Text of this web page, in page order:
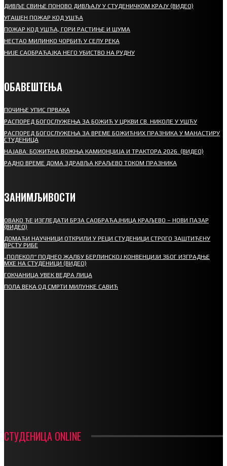
ДИВЉЕ СВИЊЕ ПОНОВО ДИВЉАЈУ У СТУДЕНИЧКОМ КРАЈУ (ВИДЕО)
УГАШЕН ПОЖАР КОД УШЋА
ПОЖАР КОД УШЋА, ГОРИ РАСТИЊЕ И ШУМА
НЕСТАО МИЛИНКО ЧОРБИЋ У СЕЛУ РЕКА
НИЈЕ САОБРАЋАЈКА НЕГО УБИСТВО НА РУДНУ
ОБАВЕШТЕЊА
ПОЧИЊЕ УПИС ПРВАКА
РАСПОРЕД БОГОСЛУЖЕЊА ЗА БОЖИЋ У ЦРКВИ СВ. НИКОЛЕ У УШЋУ
РАСПОРЕД БОГОСЛУЖЕЊА ЗА ВРЕМЕ БОЖИЋНИХ ПРАЗНИКА У МАНАСТИРУ
СТУДЕНИЦА
НАЈАВА: БОЖИЋНА ВОЖЊА КАМИОНЏИЈА И ТРАКТОРА 2026. (ВИДЕО)
РАДНО ВРЕМЕ ДОМА ЗДРАВЉА КРАЉЕВО ТОКОМ ПРАЗНИКА
ЗАНИМЉИВОСТИ
ОВАКО ЋЕ ИЗГЛЕДАТИ БРЗА САОБРАЋАЈНИЦА КРАЉЕВО – НОВИ ПАЗАР
(ВИДЕО)
ДОМАЋИ НАУЧНИЦИ ОТКРИЛИ У РЕЦИ СТУДЕНИЦИ СТРОГО ЗАШТИЋЕНУ
ВРСТУ РИБЕ
„ПОЛЕКОЛ“ ПОДНЕО ЖАЛБУ БЕРЛИНСКОЈ КОНВЕНЦИЈИ ЗБОГ ИЗГРАДЊЕ
МХЕ НА СТУДЕНИЦИ (ВИДЕО)
ГОКЧАНИЦА УВЕК ВЕДРА ЛИЦА
ПОЛА ВЕКА ОД СМРТИ МИЛУНКЕ САВИЋ
СТУДЕНИЦА ONLINE